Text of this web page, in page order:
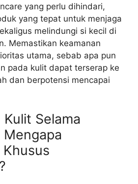
yang perlu dihindari,
yang tepat untuk menjaga
melindungi si kecil di
Memastikan keamanan
utama, sebab apa pun
pada kulit dapat terserap ke
dan berpotensi mencapai
Selama
Mengapa